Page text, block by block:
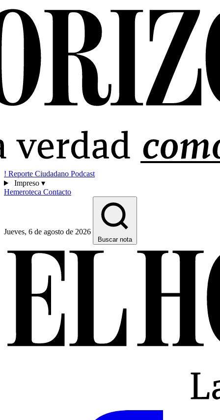
! Reporte Ciudadano Podcast
Impreso ▾
Hemeroteca Contacto
Jueves, 6 de agosto de 2026
Buscar nota